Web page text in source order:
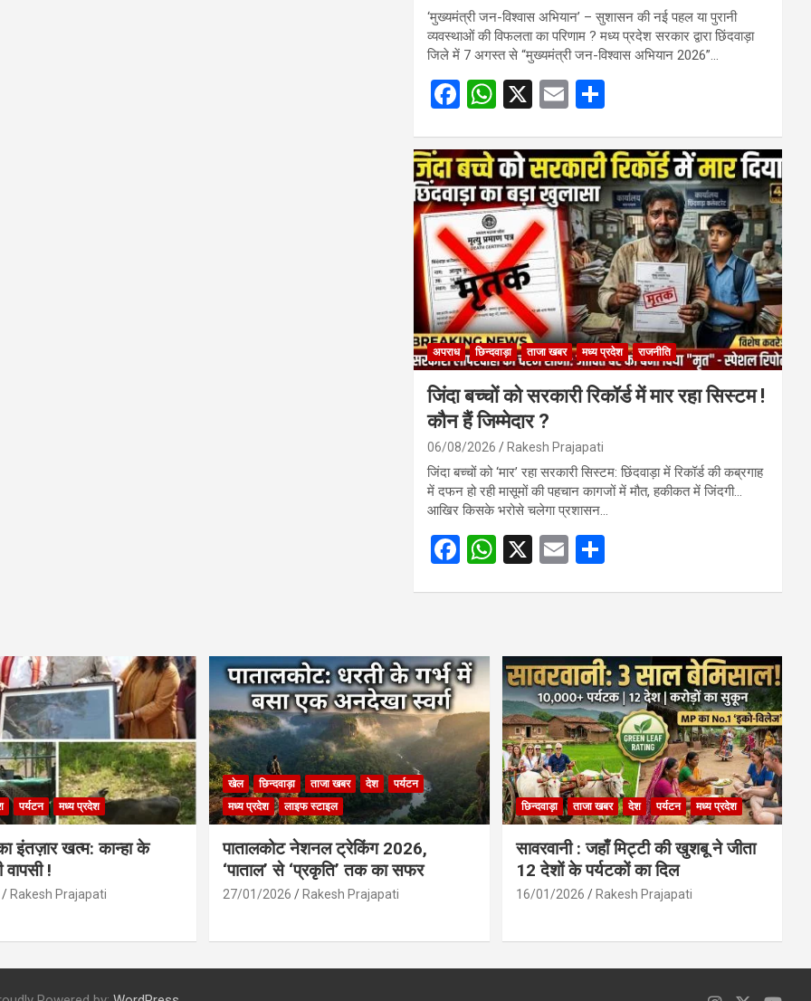
‘मुख्यमंत्री जन-विश्वास अभियान’ – सुशासन की नई पहल या पुरानी
व्यवस्थाओं की विफलता का परिणाम ? मध्य प्रदेश सरकार द्वारा छिंदवाड़ा
जिले में 7 अगस्त से “मुख्यमंत्री जन-विश्वास अभियान 2026”…
F
ce
b
o
o
k
W
at
s
A
p
p
X
E
ail ar
e
अपराध छिन्दवाड़ा ताजा खबर मध्य प्रदेश राजनीति
जिंदा बच्चों को सरकारी रिकॉर्ड में मार रहा सिस्टम !
कौन हैं जिम्मेदार ?
06/08/2026 Rakesh Prajapati
जिंदा बच्चों को ‘मार’ रहा सरकारी सिस्टम: छिंदवाड़ा में रिकॉर्ड की कब्रगाह
में दफन हो रही मासूमों की पहचान कागजों में मौत, हकीकत में जिंदगी…
आखिर किसके भरोसे चलेगा प्रशासन…
F
o
o
k
W
A
p
p
X
E
पर्यटन मध्य प्रदेश
इंतज़ार खत्म: कान्हा के
वापसी !
Rakesh Prajapati
खेल छिन्दवाड़ा ताजा खबर देश
पर्यटन
मध्य प्रदेश
लाइफ स्टाइल
पातालकोट नेशनल ट्रेकिंग 2026,
‘पाताल’ से ‘प्रकृति’ तक का सफर
27/01/2026 Rakesh Prajapati
छिन्दवाड़ा ताजा खबर देश पर्यटन मध्य प्रदेश
सावरवानी : जहाँ मिट्टी की खुशबू ने जीता
12 देशों के पर्यटकों का दिल
16/01/2026 Rakesh Prajapati